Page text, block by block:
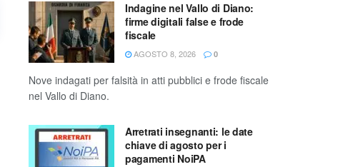
Indagine nel Vallo di Diano:
firme digitali false e frode
fiscale
AGOSTO 8, 2026 0
Nove indagati per falsità in atti pubblici e frode fiscale
nel Vallo di Diano.
Arretrati insegnanti: le date
chiave di agosto per i
pagamenti NoiPA